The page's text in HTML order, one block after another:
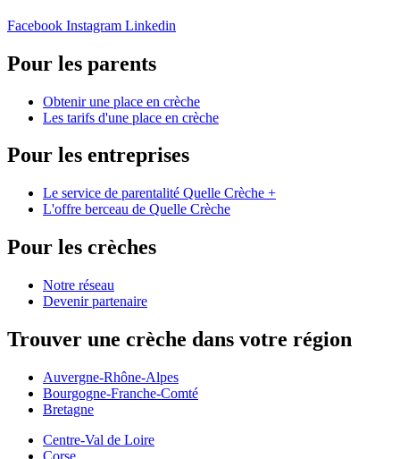
Facebook Instagram Linkedin
Pour les parents
Obtenir une place en crèche
Les tarifs d'une place en crèche
Pour les entreprises
Le service de parentalité Quelle Crèche +
L'offre berceau de Quelle Crèche
Pour les crèches
Notre réseau
Devenir partenaire
Trouver une crèche dans votre région
Auvergne-Rhône-Alpes
Bourgogne-Franche-Comté
Bretagne
Centre-Val de Loire
Corse